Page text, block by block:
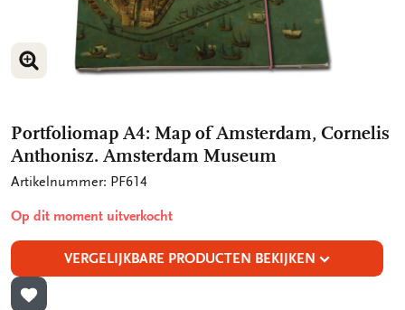
VERGROOT AFBEELDING
Portfoliomap A4: Map of Amsterdam, Cornelis
Anthonisz. Amsterdam Museum
Artikelnummer: PF614
Op dit moment uitverkocht
VERGELIJKBARE PRODUCTEN BEKIJKEN